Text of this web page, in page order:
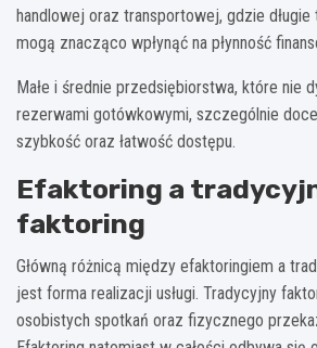
handlowej oraz transportowej, gdzie długie
mogą znacząco wpłynąć na płynność
Małe i średnie przedsiębiorstwa, które nie
rezerwami gotówkowymi, szczególnie
szybkość oraz łatwość dostępu.
Efaktoring a
faktoring
Główną różnicą między efaktoringiem a
jest forma realizacji usługi. Tradycyjny
osobistych spotkań oraz fizycznego